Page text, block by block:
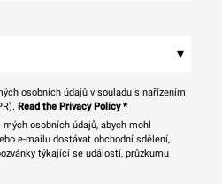
▾
osobních údajů v souladu s nařízením
Read the Privacy Policy*
osobních údajů, abych mohl
e-mailu dostávat obchodní sdělení,
týkající se událostí, průzkumu